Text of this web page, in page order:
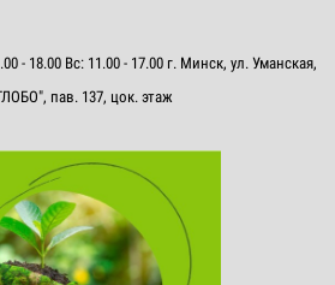
- 18.00 Вс: 11.00 - 17.00 г. Минск, ул. Уманская,
пав. 137, цок. этаж